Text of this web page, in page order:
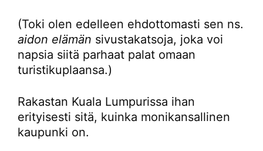
(Toki olen edelleen ehdottomasti sen ns.
aidon elämän sivustakatsoja, joka voi
napsia siitä parhaat palat omaan
turistikuplaansa.)
Rakastan Kuala Lumpurissa ihan
erityisesti sitä, kuinka monikansallinen
kaupunki on.